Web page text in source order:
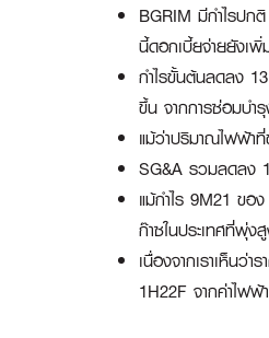
BGRIM มีกำไรปก
นี้ดอกเบี้ยจ่ายยังเพิ่
กำไรขั้นต้นลดลง
ขึ้น จากการซ่อมบำ
แม้ว่าปริมาณไฟฟ้า
SG&A รวมลดลง
แม้กำไร 9M21 ขอ
ก๊าซในประเทศที่พุ่ง
เนื่องจากเราเห็นว่
1H22F จากค่าไฟฟ้